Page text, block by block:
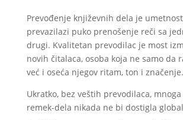
Prevođenje književnih dela je
prevazilazi puko prenošenje reči sa
drugi. Kvalitetan prevodilac je most
novih čitalaca, osoba koja ne samo da
već i oseća njegov ritam, ton i značenje.
Ukratko, bez veštih prevodilaca,
remek-dela nikada ne bi dostigla